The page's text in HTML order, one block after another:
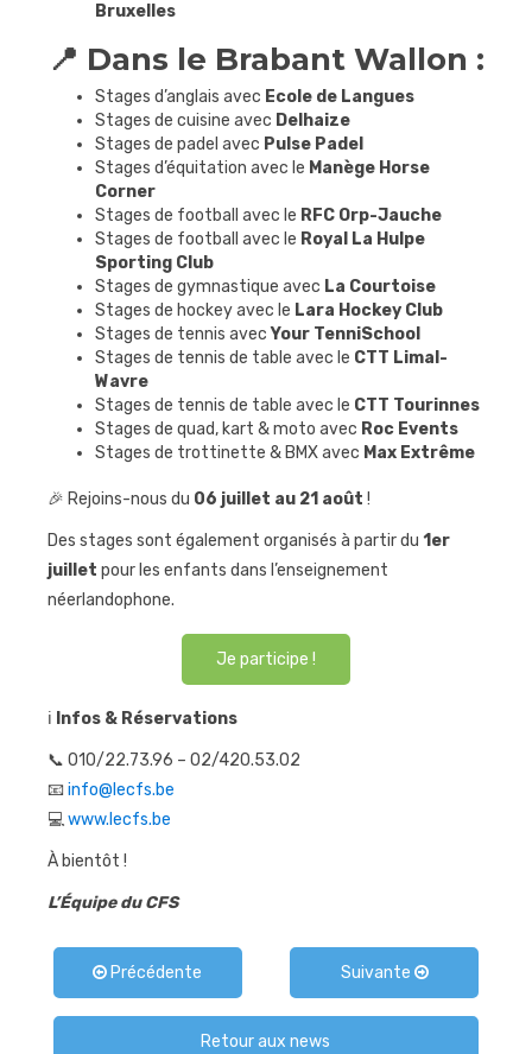
Bruxelles
📍 Dans le Brabant Wallon :
Stages d’anglais avec Ecole de Langues
Stages de cuisine avec Delhaize
Stages de padel avec Pulse Padel
Stages d’équitation avec le Manège Horse
Corner
Stages de football avec le RFC Orp-Jauche
Stages de football avec le Royal La Hulpe
Sporting Club
Stages de gymnastique avec La Courtoise
Stages de hockey avec le Lara Hockey Club
Stages de tennis avecYour TenniSchool
Stages de tennis de table avec le CTT Limal-
Wavre
Stages de tennis de table avec le CTT Tourinnes
Stages de quad, kart & moto avec Roc Events
Stages de trottinette & BMX avec Max Extrême
🎉 Rejoins-nous du 06 juillet au 21 août !
Des stages sont également organisés à partir du 1er
juillet pour les enfants dans l’enseignement
néerlandophone.
Je participe !
ℹ️ Infos & Réservations
📞 010/22.73.96 – 02/420.53.02
📧 info@lecfs.be
💻www.lecfs.be
À bientôt !
L’Équipe du CFS
Précédente Suivante
Retour aux news